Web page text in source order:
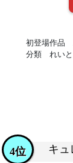
初登場作品
分類 れいと
キュ
4位